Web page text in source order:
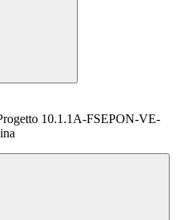
10.1.1A-FSEPON-VE-